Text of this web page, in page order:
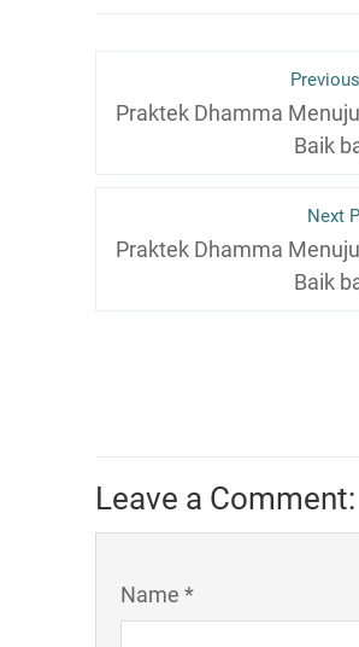
Praktek Dhamma
Baik
Next
Praktek Dhamma
Baik
Leave a Comment:
Name *